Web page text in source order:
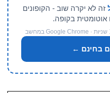
זה לא יקרה שוב - הקופונים
אוטומטית בקופה.
בחינם ←